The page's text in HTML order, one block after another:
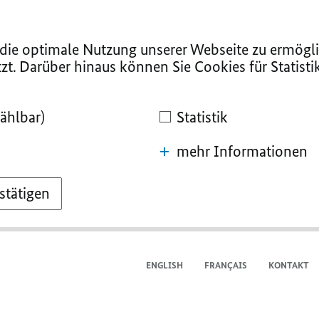
optimale Nutzung unserer Webseite zu
Darüber hinaus können Sie Cookies für
Statistik
mehr Informationen
ENGLISH FRANÇAIS KONTAKT